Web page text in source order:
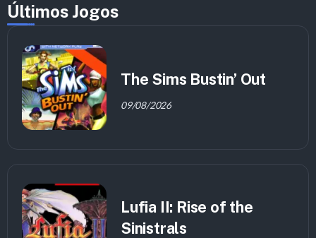
Últimos Jogos
The Sims Bustin’ Out
09/08/2026
Lufia II: Rise of the
Sinistrals